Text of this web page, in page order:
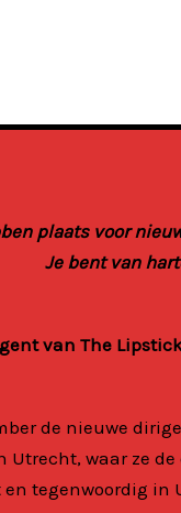
plaats voor
Je bent van
van The
de nieuwe
Utrecht, waar ze
en tegenwoordig in